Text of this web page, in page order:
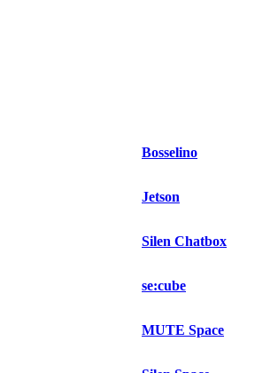
Bosselino
Jetson
Silen Chatbox
se:cube
MUTE Space